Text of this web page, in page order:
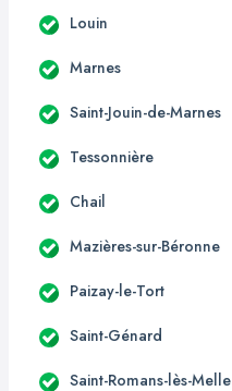
Louin
Marnes
Saint-Jouin-de-Marnes
Tessonnière
Chail
Mazières-sur-Béronne
Paizay-le-Tort
Saint-Génard
Saint-Romans-lès-Melle